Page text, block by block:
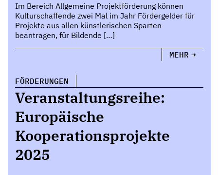
Im Bereich Allgemeine Projektförderung können
Kulturschaffende zwei Mal im Jahr Fördergelder für
Projekte aus allen künstlerischen Sparten
beantragen, für Bildende […]
MEHR
FÖRDERUNGEN
Veranstaltungsreihe:
Europäische
Kooperationsprojekte
2025